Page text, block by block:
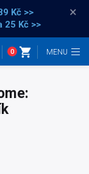
Kč >>
25 Kč >>
×
0